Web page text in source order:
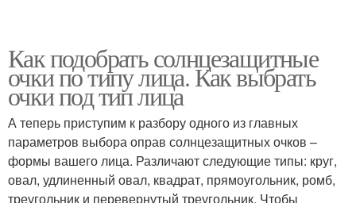
Как подобрать солнцезащитные
очки по типу лица. Как выбрать
очки под тип лица
А теперь приступим к разбору одного из главных
параметров выбора оправ солнцезащитных очков –
формы вашего лица. Различают следующие типы: круг,
овал, удлиненный овал, квадрат, прямоугольник, ромб,
треугольник и перевернутый треугольник. Чтобы